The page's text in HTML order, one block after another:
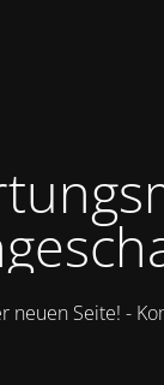
neuen Seite! -